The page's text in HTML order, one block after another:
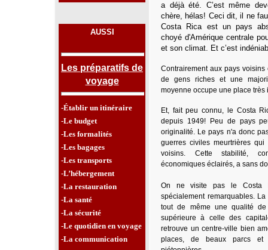
AUSSI
Les préparatifs de
voyage
-Établir un itinéraire
-Le budget
-Les formalités
-Les bagages
-Les transports
-L’hébergement
-La restauration
-La santé
-La sécurité
-Le quotidien en voyage
-La communication
a déjà été. C’est même
chère, hélas! Ceci dit, il ne
Costa Rica est un pays
choyé d'Amérique centrale
et son climat. Et c’est
Contrairement aux pays
de gens riches et une
moyenne occupe une place très
Et, fait peu connu, le Costa
depuis 1949! Peu de pays
originalité. Le pays n'a donc
guerres civiles meurtrières
voisins. Cette stabilité,
économiques éclairés, a sans
On ne visite pas le Costa
spécialement remarquables.
tout de même une qualité de
supérieure à celle des
retrouve un centre-ville bien
places, de beaux parcs